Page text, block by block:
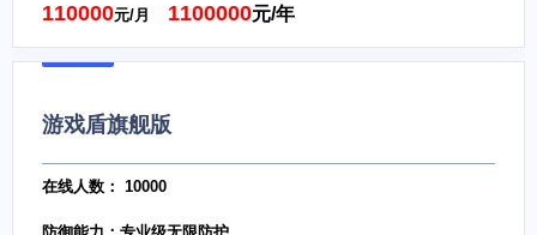
110000元/月 1100000元/年
游戏盾旗舰版
在线人数： 10000